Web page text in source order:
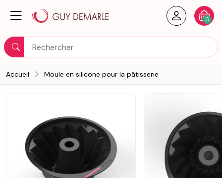
Rechercher
Créer
0
Accueil Moule en silicone pour la pâtisserie